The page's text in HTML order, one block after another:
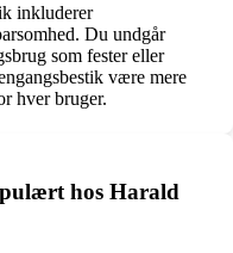
inkluderer
Du undgår
som fester eller
være mere
hver bruger.
hos Harald